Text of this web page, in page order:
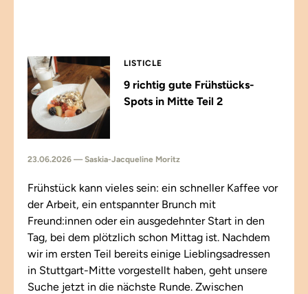
LISTICLE
9 richtig gute Frühstücks-
Spots in Mitte Teil 2
23.06.2026 — Saskia-Jacqueline Moritz
Frühstück kann vieles sein: ein schneller Kaffee vor
der Arbeit, ein entspannter Brunch mit
Freund:innen oder ein ausgedehnter Start in den
Tag, bei dem plötzlich schon Mittag ist. Nachdem
wir im ersten Teil bereits einige Lieblingsadressen
in Stuttgart-Mitte vorgestellt haben, geht unsere
Suche jetzt in die nächste Runde. Zwischen